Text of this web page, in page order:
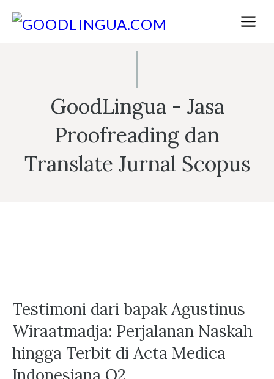
GoodLingua - Jasa
Proofreading dan
Translate Jurnal Scopus
Testimoni dari bapak Agustinus
Wiraatmadja: Perjalanan Naskah
hingga Terbit di Acta Medica